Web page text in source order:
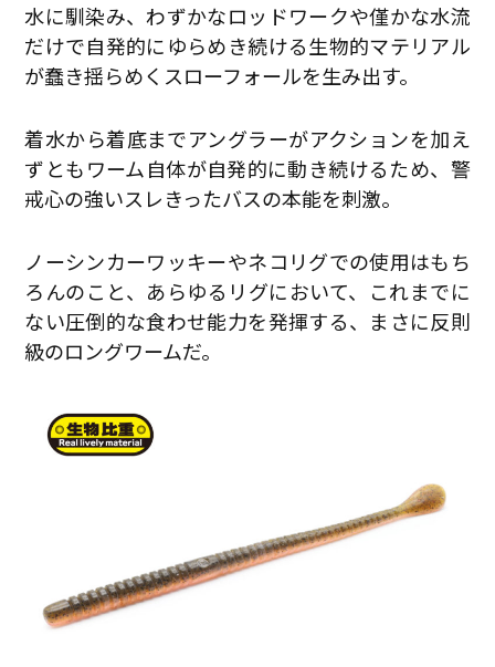
水に馴染み、わずかなロッドワークや僅かな水流
だけで自発的にゆらめき続ける生物的マテリアル
が蠢き揺らめくスローフォールを生み出す。
着水から着底までアングラーがアクションを加え
ずともワーム自体が自発的に動き続けるため、警
戒心の強いスレきったバスの本能を刺激。
ノーシンカーワッキーやネコリグでの使用はもち
ろんのこと、あらゆるリグにおいて、これまでに
ない圧倒的な食わせ能力を発揮する、まさに反則
級のロングワームだ。